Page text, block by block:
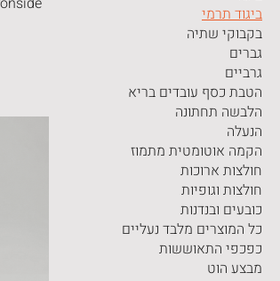
ביגוד תרמי
בקבוקי שתיה
גברים
גרביים
הטבת כסף עובדים בריא
הלבשה תחתונה
הנעלה
הקמה אוטומטית מתמוז
חולצות ארוכות
חולצות וגופיות
כובעים ובנדנות
כל המוצרים מלבד נעליים
כפכפי התאוששות
מבצע הוט